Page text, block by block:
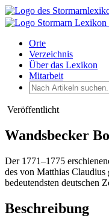
Orte
Verzeichnis
Über das Lexikon
Mitarbeit
Veröffentlicht
Wandsbecker
Der 1771–1775
des von Matthias Claudius
bedeutendsten deutschen
Beschreibung